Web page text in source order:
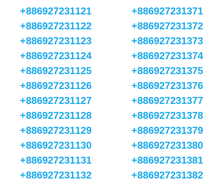
+886927231121
+886927231122
+886927231123
+886927231124
+886927231125
+886927231126
+886927231127
+886927231128
+886927231129
+886927231130
+886927231131
+886927231132
+886927231371
+886927231372
+886927231373
+886927231374
+886927231375
+886927231376
+886927231377
+886927231378
+886927231379
+886927231380
+886927231381
+886927231382